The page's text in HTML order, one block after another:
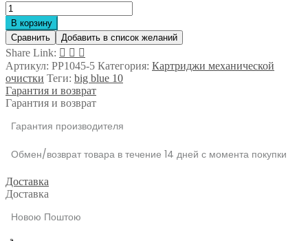
Количество
товара
Полипропиленовый
картридж
Аквилегия
Big
Blue
10",
5
В корзину
Сравнить
Добавить в список желаний
Share Link:
Артикул: PP1045-5 Категория: Картриджи механической
очистки Теги: big blue 10
Гарантия и возврат
Гарантия и возврат
Гарантия производителя
Обмен/возврат товара в течение 14 дней с момента покупки
Доставка
Доставка
Новою Поштою